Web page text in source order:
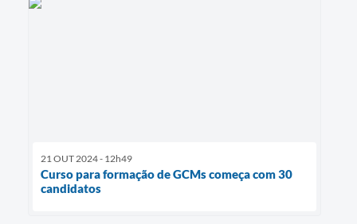
21 OUT 2024 - 12h49
Curso para formação de GCMs começa com 30
candidatos